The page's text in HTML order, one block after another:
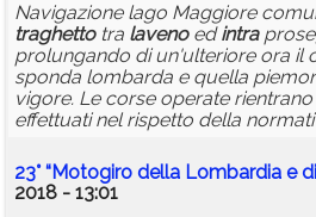
Navigazione lago Maggiore
traghettotra lavenoedintra
prolungando di un'ulteriore ora il
sponda lombarda e quella
vigore. Le corse operate rientrano
effettuati nel rispetto della
23° “Motogiro della Lombardia e
2018 - 13:01